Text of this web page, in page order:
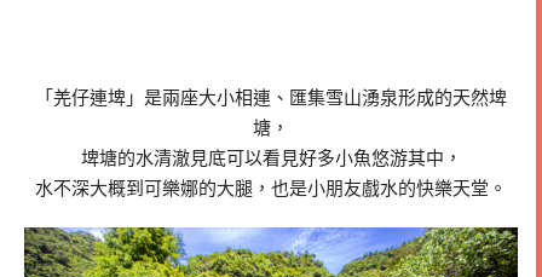
「羌仔連埤」是兩座大小相連、匯集雪山湧泉形成的天然埤
塘，
埤塘的水清澈見底可以看見好多小魚悠游其中，
水不深大概到可樂娜的大腿，也是小朋友戲水的快樂天堂。